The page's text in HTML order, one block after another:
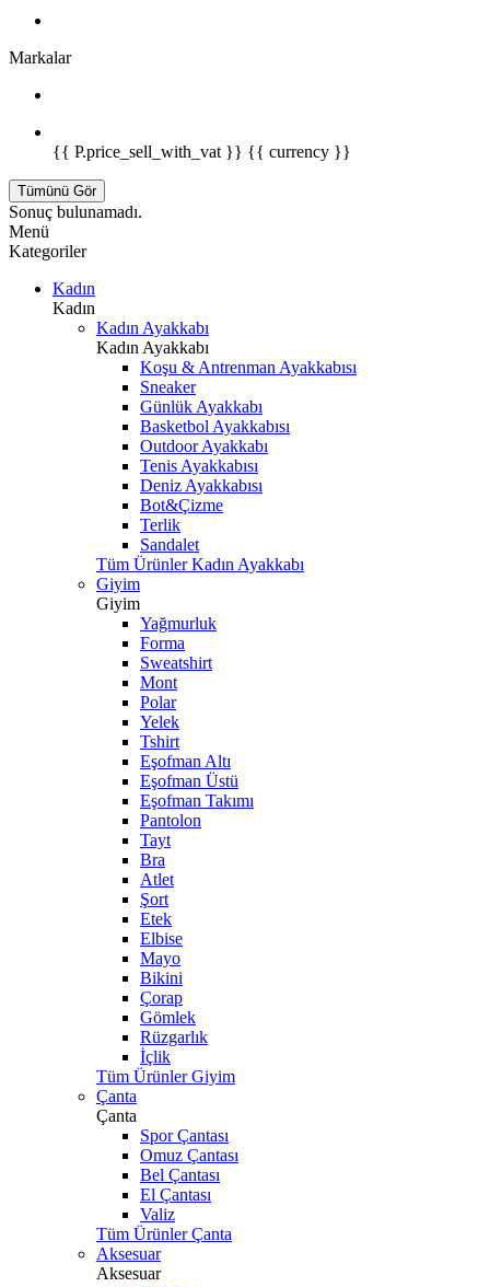
Markalar
{{ P.price_sell_with_vat }} {{ currency }}
Tümünü Gör
Sonuç bulunamadı.
Menü
Kategoriler
Kadın
Kadın
Kadın Ayakkabı
Kadın Ayakkabı
Koşu & Antrenman Ayakkabısı
Sneaker
Günlük Ayakkabı
Basketbol Ayakkabısı
Outdoor Ayakkabı
Tenis Ayakkabısı
Deniz Ayakkabısı
Bot&Çizme
Terlik
Sandalet
Tüm Ürünler Kadın Ayakkabı
Giyim
Giyim
Yağmurluk
Forma
Sweatshirt
Mont
Polar
Yelek
Tshirt
Eşofman Altı
Eşofman Üstü
Eşofman Takımı
Pantolon
Tayt
Bra
Atlet
Şort
Etek
Elbise
Mayo
Bikini
Çorap
Gömlek
Rüzgarlık
İçlik
Tüm Ürünler Giyim
Çanta
Çanta
Spor Çantası
Omuz Çantası
Bel Çantası
El Çantası
Valiz
Tüm Ürünler Çanta
Aksesuar
Aksesuar